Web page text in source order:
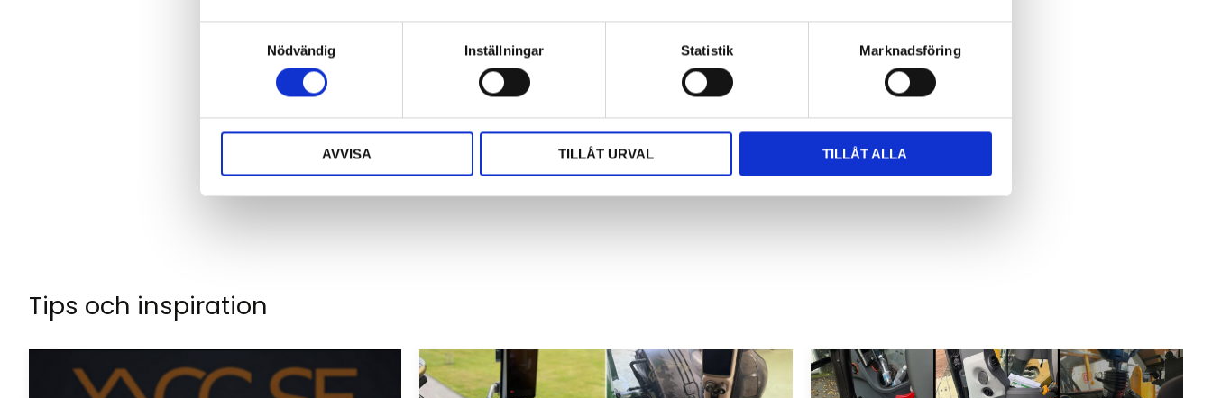
y
Nödvändig Inställningar Statistik Marknadsföring
AVVISA TILLÅT URVAL TILLÅT ALLA
Klicka på en stjärna för att sätta ditt betyg
Tips och inspiration